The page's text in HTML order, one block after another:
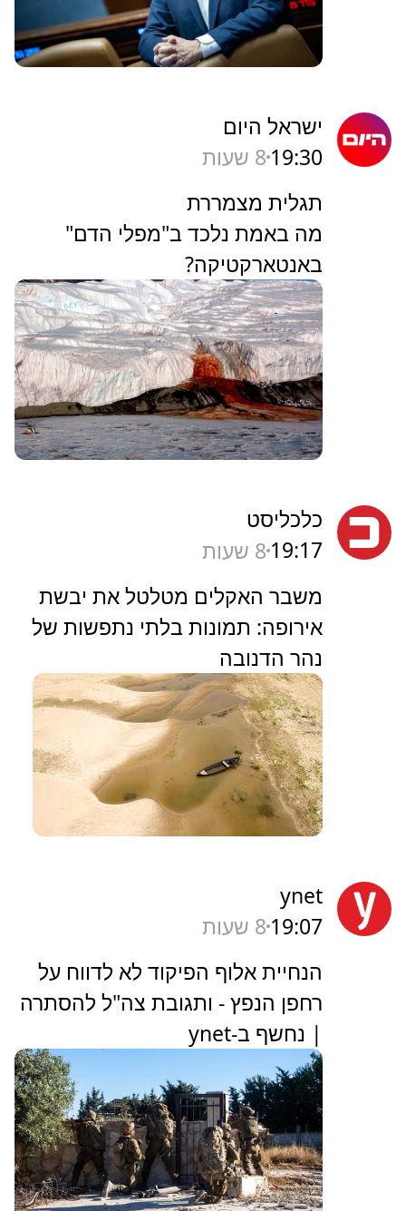
ישראל היום
19:30 8 שעות
תגלית מצמררת
מה באמת נלכד ב"מפלי הדם"
באנטארקטיקה?
כלכליסט
19:17 8 שעות
משבר האקלים מטלטל את יבשת
אירופה: תמונות בלתי נתפשות של
נהר הדנובה
ynet
19:07 8 שעות
הנחיית אלוף הפיקוד לא לדווח על
רחפן הנפץ - ותגובת צה"ל להסתרה
| נחשף ב-ynet